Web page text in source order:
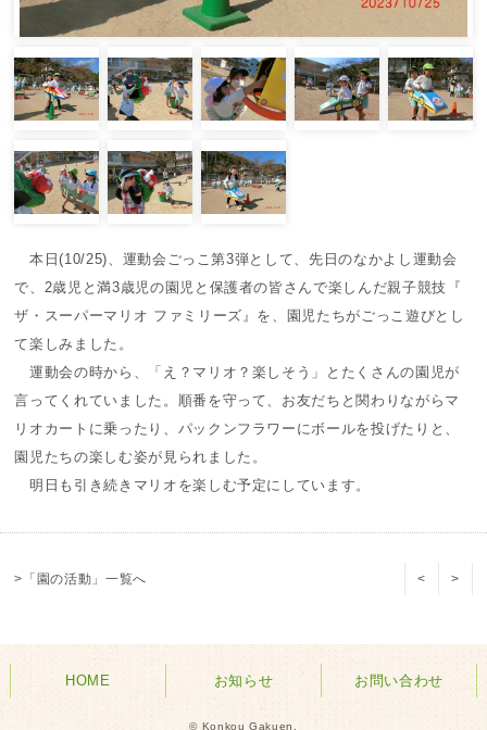
本日(10/25)、運動会ごっこ第3弾として、先日のなかよし運動会
で、2歳児と満3歳児の園児と保護者の皆さんで楽しんだ親子競技『
ザ・スーパーマリオ ファミリーズ』を、園児たちがごっこ遊びとし
て楽しみました。
運動会の時から、「え？マリオ？楽しそう」とたくさんの園児が
言ってくれていました。順番を守って、お友だちと関わりながらマ
リオカートに乗ったり、パックンフラワーにボールを投げたりと、
園児たちの楽しむ姿が見られました。
明日も引き続きマリオを楽しむ予定にしています。
>「園の活動」一覧へ < >
HOME お知らせ お問い合わせ
© Konkou Gakuen.